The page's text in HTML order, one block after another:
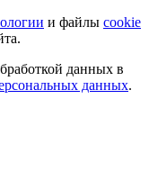
и файлы cookie
данных в
данных.